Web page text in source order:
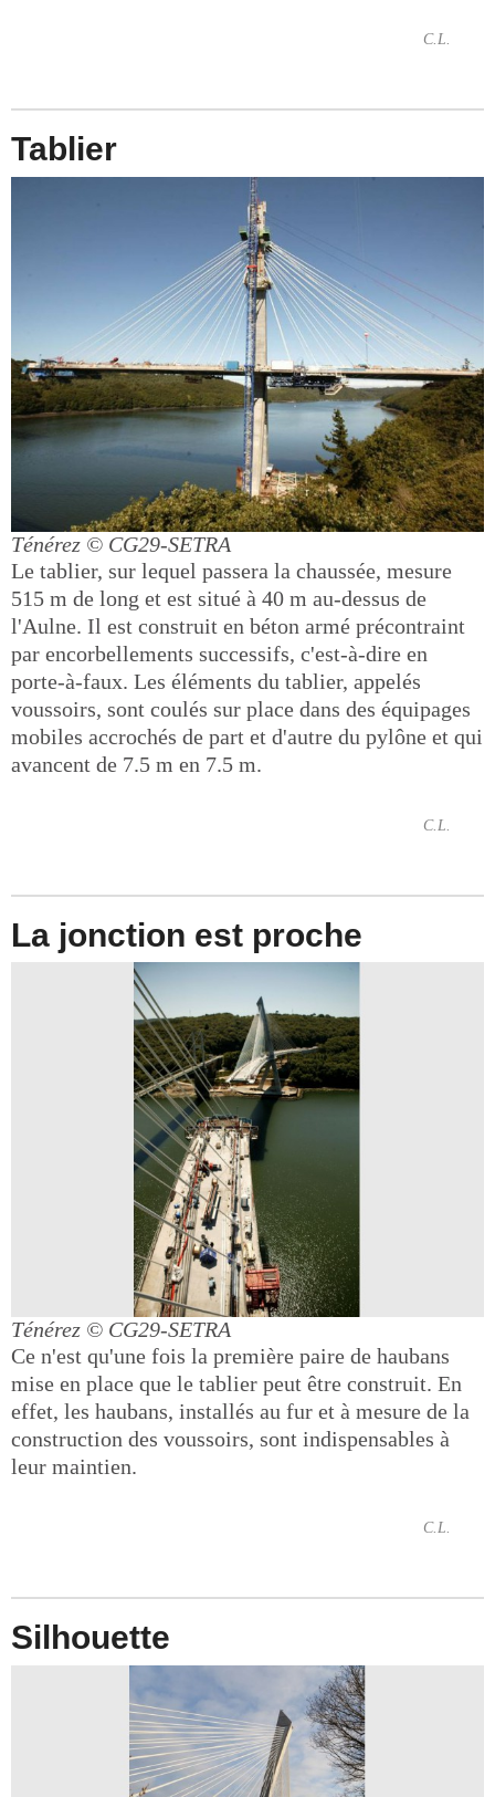
C.L.
Tablier
Ténérez © CG29-SETRA
Le tablier, sur lequel passera la chaussée, mesure
515 m de long et est situé à 40 m au-dessus de
l'Aulne. Il est construit en béton armé précontraint
par encorbellements successifs, c'est-à-dire en
porte-à-faux. Les éléments du tablier, appelés
voussoirs, sont coulés sur place dans des équipages
mobiles accrochés de part et d'autre du pylône et qui
avancent de 7.5 m en 7.5 m.
C.L.
La jonction est proche
Ténérez © CG29-SETRA
Ce n'est qu'une fois la première paire de haubans
mise en place que le tablier peut être construit. En
effet, les haubans, installés au fur et à mesure de la
construction des voussoirs, sont indispensables à
leur maintien.
C.L.
Silhouette